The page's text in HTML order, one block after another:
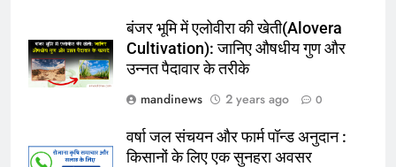
बंजर भूमि में एलोवीरा की खेती(Alovera
Cultivation): जानिए औषधीय गुण और
उन्नत पैदावार के तरीके
mandinews
2 years ago 0
वर्षा जल संचयन और फार्म पॉन्ड अनुदान :
किसानों के लिए एक सुनहरा अवसर